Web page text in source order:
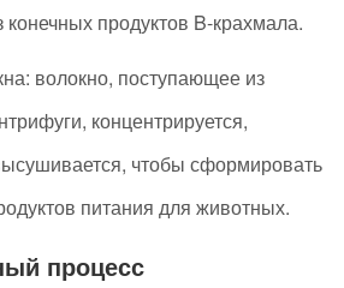
конечных продуктов B-крахмала.
волокно, поступающее из
концентрируется,
чтобы сформировать
питания для животных.
процесс